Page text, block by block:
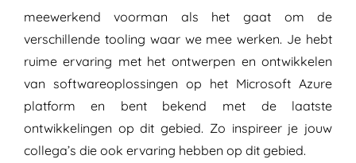
meewerkend voorman als het gaat om de
verschillende tooling waar we mee werken. Je hebt
ruime ervaring met het ontwerpen en ontwikkelen
van softwareoplossingen op het Microsoft Azure
platform en bent bekend met de laatste
ontwikkelingen op dit gebied. Zo inspireer je jouw
collega’s die ook ervaring hebben op dit gebied.